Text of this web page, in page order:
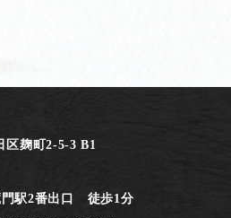
区麹町2-5-3 B1
門駅2番出口 徒歩1分